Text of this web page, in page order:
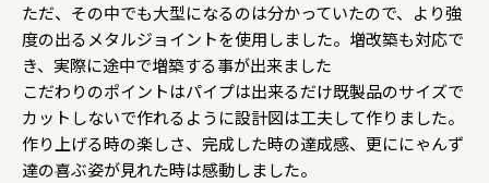
ただ、その中でも大型になるのは分かっていたので、より強
度の出るメタルジョイントを使用しました。増改築も対応で
き、実際に途中で増築する事が出来ました
こだわりのポイントはパイプは出来るだけ既製品のサイズで
カットしないで作れるように設計図は工夫して作りました。
作り上げる時の楽しさ、完成した時の達成感、更ににゃんず
達の喜ぶ姿が見れた時は感動しました。